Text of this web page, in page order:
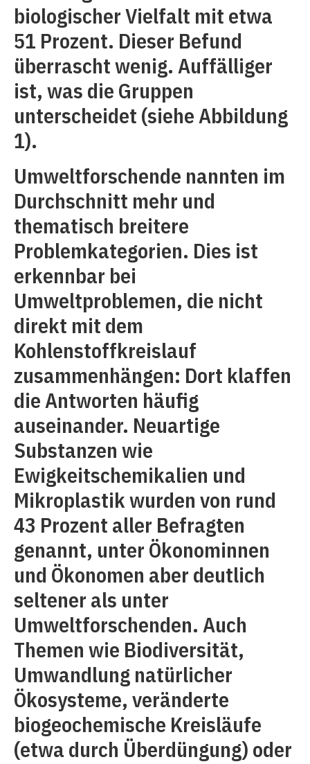
biologischer Vielfalt mit etwa
51 Prozent. Dieser Befund
überrascht wenig. Auffälliger
ist, was die Gruppen
unterscheidet (siehe Abbildung
1).
Umweltforschende nannten im
Durchschnitt mehr und
thematisch breitere
Problemkategorien. Dies ist
erkennbar bei
Umweltproblemen, die nicht
direkt mit dem
Kohlenstoffkreislauf
zusammenhängen: Dort klaffen
die Antworten häufig
auseinander. Neuartige
Substanzen wie
Ewigkeitschemikalien und
Mikroplastik wurden von rund
43 Prozent aller Befragten
genannt, unter Ökonominnen
und Ökonomen aber deutlich
seltener als unter
Umweltforschenden. Auch
Themen wie Biodiversität,
Umwandlung natürlicher
Ökosysteme, veränderte
biogeochemische Kreisläufe
(etwa durch Überdüngung) oder